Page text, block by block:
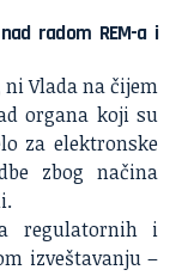
radom REM-a i
Vlada na čijem
organa koji su
za elektronske
zbog načina
regulatornih i
izveštavanju –